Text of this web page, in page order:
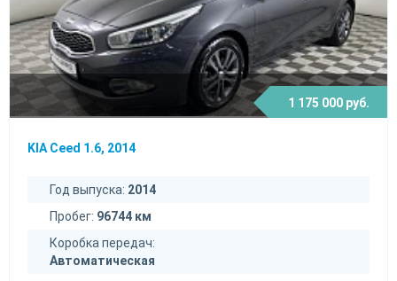
1 175 000 руб.
KIA Ceed 1.6, 2014
Год выпуска: 2014
Пробег: 96744 км
Коробка передач:
Автоматическая